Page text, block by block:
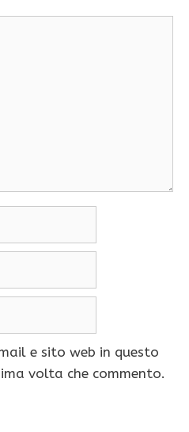
e sito web in questo
volta che commento.